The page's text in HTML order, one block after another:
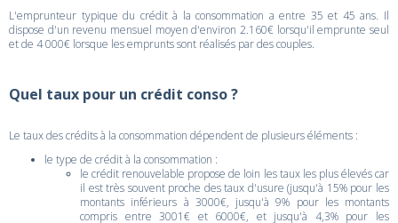
L'emprunteur typique du crédit à la consommation a entre 35 et 45 ans. Il
dispose d'un revenu mensuel moyen d'environ 2.160€ lorsqu'il emprunte seul
et de 4 000€ lorsque les emprunts sont réalisés par des couples.
Quel taux pour un crédit conso ?
Le taux des crédits à la consommation dépendent de plusieurs éléments :
le type de crédit à la consommation :
le crédit renouvelable propose de loin les taux les plus élevés car
il est très souvent proche des taux d'usure (jusqu'à 15% pour les
montants inférieurs à 3000€, jusqu'à 9% pour les montants
compris entre 3001€ et 6000€, et jusqu'à 4,3% pour les